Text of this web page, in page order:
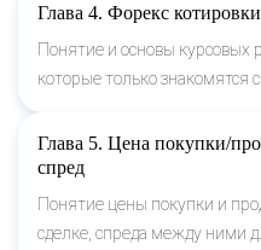
Глава 4. Форекс котировки
Понятие и основы курсовых
которые только знакомятся
Глава 5. Цена покупки/
спред
Понятие цены покупки и
сделке, спреда между ними